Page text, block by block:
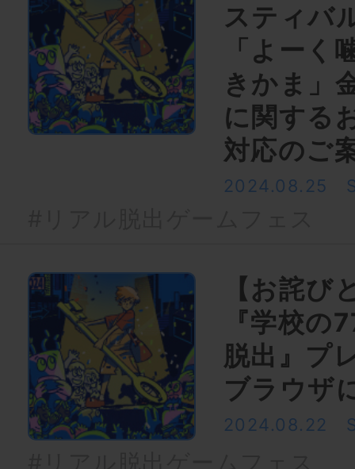
スティバ
「よーく
きかま」
に関する
対応のご
2024.08.25
【お詫び
『学校の
脱出』プ
ブラウザ
2024.08.22